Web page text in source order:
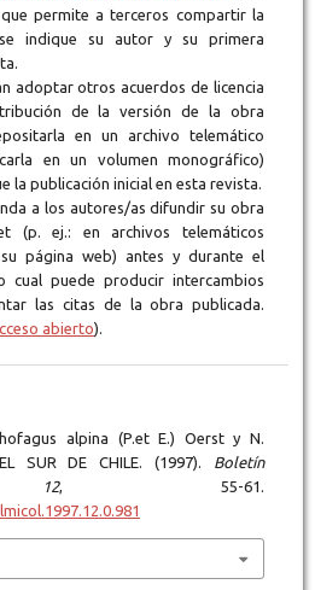
permite a terceros compartir la
indique su autor y su primera
adoptar otros acuerdos de licencia
de la versión de la obra
en un archivo telemático
en un volumen monográfico)
la publicación inicial en esta revista.
a los autores/as difundir su obra
(p. ej.: en archivos telemáticos
página web) antes y durante el
cual puede producir intercambios
las citas de la obra publicada.
abierto).
alpina (P.et E.) Oerst y N.
SUR DE CHILE. (1997). Boletín
12, 55-61.